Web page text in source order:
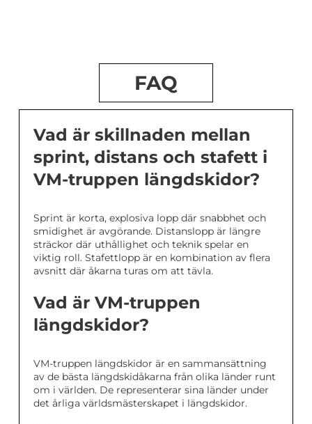
FAQ
Vad är skillnaden mellan
sprint, distans och stafett i
VM-truppen längdskidor?
Sprint är korta, explosiva lopp där snabbhet och
smidighet är avgörande. Distanslopp är längre
sträckor där uthållighet och teknik spelar en
viktig roll. Stafettlopp är en kombination av flera
avsnitt där åkarna turas om att tävla.
Vad är VM-truppen
längdskidor?
VM-truppen längdskidor är en sammansättning
av de bästa längdskidåkarna från olika länder runt
om i världen. De representerar sina länder under
det årliga världsmästerskapet i längdskidor.